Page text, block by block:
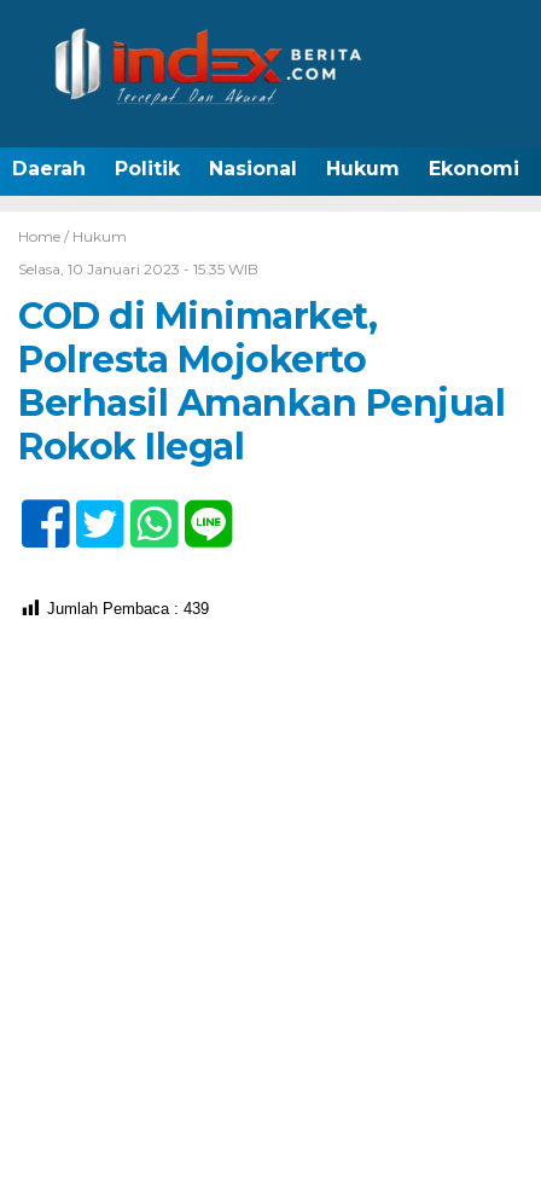
Daerah Politik Nasional Hukum Ekonomi
Home / Hukum
Selasa, 10 Januari 2023 - 15:35 WIB
COD di Minimarket,
Polresta Mojokerto
Berhasil Amankan Penjual
Rokok Ilegal
Jumlah Pembaca : 439